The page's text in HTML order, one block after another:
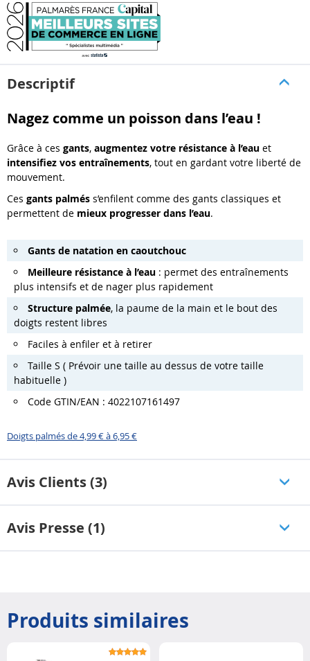
Descriptif
Nagez comme un poisson dans l’eau !
Grâce à ces gants, augmentez votre résistance à l’eau et
intensifiez vos entraînements, tout en gardant votre liberté de
mouvement.
Ces gants palmés s’enfilent comme des gants classiques et
permettent de mieux progresser dans l’eau.
Gants de natation en caoutchouc
Meilleure résistance à l’eau : permet des entraînements
plus intensifs et de nager plus rapidement
Structure palmée, la paume de la main et le bout des
doigts restent libres
Faciles à enfiler et à retirer
Taille S ( Prévoir une taille au dessus de votre taille
habituelle )
Code GTIN/EAN : 4022107161497
Doigts palmés de 4,99 € à 6,95 €
Avis Clients (3)
Avis Presse (1)
Produits similaires